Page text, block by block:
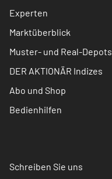
Experten
Marktüberblick
Muster- und Real-Depots
DER AKTIONÄR Indizes
Abo und Shop
Bedienhilfen
Schreiben Sie uns